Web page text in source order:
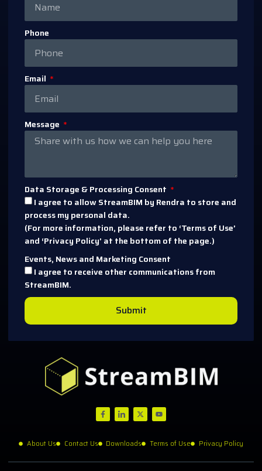
Phone
Email
Message
Data Storage & Processing Consent
I agree to allow StreamBIM by Rendra to store and
process my personal data.
(For more information, please refer to ‘Terms of Use’
and ‘Privacy Policy’ at the bottom of the page.)
Events, News and Marketing Consent
I agree to receive other communications from
StreamBIM.
Submit
About Us Contact Us Downloads Terms of Use Privacy Policy